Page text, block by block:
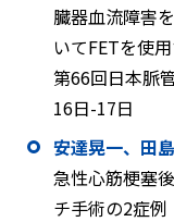
臓器血流障害
いてFETを使
第66回日本脈
16日-17日
安達晃一、田
急性心筋梗塞
チ手術の2症例